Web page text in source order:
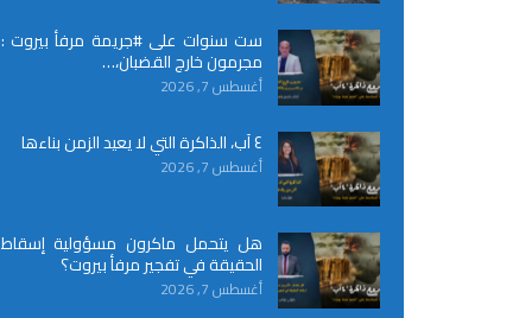
ست سنوات على #جريمة مرفأ بيروت :
مجرمون خارج القضبان،…
أغسطس 7, 2026
٤ آب، الذاكرة التي لا يعيد الزمن بناءها
أغسطس 7, 2026
هل يتحمل ماكرون مسؤولية إسقاط
الحقيقة في تفجير مرفأ بيروت؟
أغسطس 7, 2026